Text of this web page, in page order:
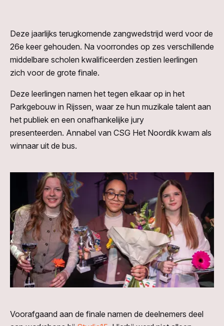
Deze jaarlijks terugkomende zangwedstrijd werd voor de
26e keer gehouden. Na voorrondes op zes verschillende
middelbare scholen kwalificeerden zestien leerlingen
zich voor de grote finale.
Deze leerlingen namen het tegen elkaar op in het
Parkgebouw in Rijssen, waar ze hun muzikale talent aan
het publiek en een onafhankelijke jury
presenteerden. Annabel van CSG Het Noordik kwam als
winnaar uit de bus.
Voorafgaand aan de finale namen de deelnemers deel